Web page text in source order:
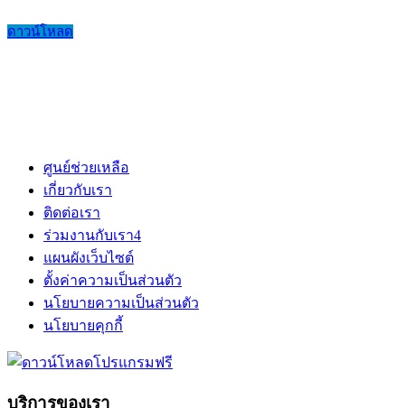
ดาวน์โหลด
ศูนย์ช่วยเหลือ
เกี่ยวกับเรา
ติดต่อเรา
ร่วมงานกับเรา4
แผนผังเว็บไซต์
ตั้งค่าความเป็นส่วนตัว
นโยบายความเป็นส่วนตัว
นโยบายคุกกี้
บริการของเรา